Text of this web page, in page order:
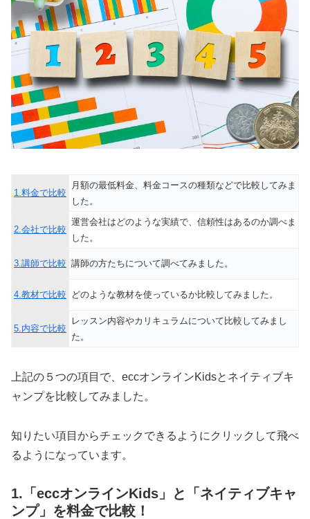
1.料金で比較
月額の最低料金、料金コースの種類などで比較してみま
した。
2.会社で比較
運営会社はどのような実績で、信頼性はあるのか調べま
した。
3.講師で比較 講師の方たちについて調べてみました。
4.教材で比較 どのような教材を使っているか比較してみました。
5.内容で比較
レッスン内容やカリキュラムについて比較してみまし
た。
上記の５つの項目で、eccオンラインKidsとネイティブキ
ャンプを比較してみました。
知りたい項目からチェックできるようにクリックして飛べ
るようになっています。
1.「eccオンラインKids」と「ネイティブキャ
ンプ」を料金で比較！